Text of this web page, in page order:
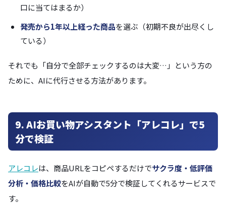
口に当てはまるか）
発売から1年以上経った商品を選ぶ（初期不良が出尽くし
ている）
それでも「自分で全部チェックするのは大変…」という方の
ために、AIに代行させる方法があります。
9. AIお買い物アシスタント「アレコレ」で5
分で検証
アレコレは、商品URLをコピペするだけでサクラ度・低評価
分析・価格比較をAIが自動で5分で検証してくれるサービスで
す。